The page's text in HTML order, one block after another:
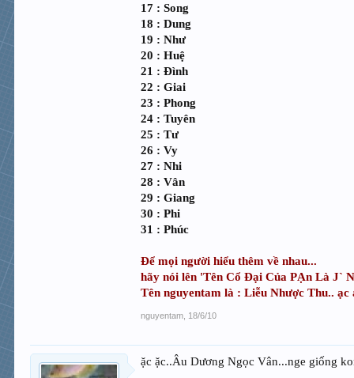
17 : Song
18 : Dung
19 : Như
20 : Huệ
21 : Đình
22 : Giai
23 : Phong
24 : Tuyên
25 : Tư
26 : Vy
27 : Nhi
28 : Vân
29 : Giang
30 : Phi
31 : Phúc
Để mọi người hiểu thêm về nhau...
hãy nói lên 'Tên Cổ Đại Của PẠn Là J`
Tên nguyentam là : Liễu Nhược Thu..
nguyentam 18/6/10
ặc ặc..Âu Dương Ngọc Vân...nge giống